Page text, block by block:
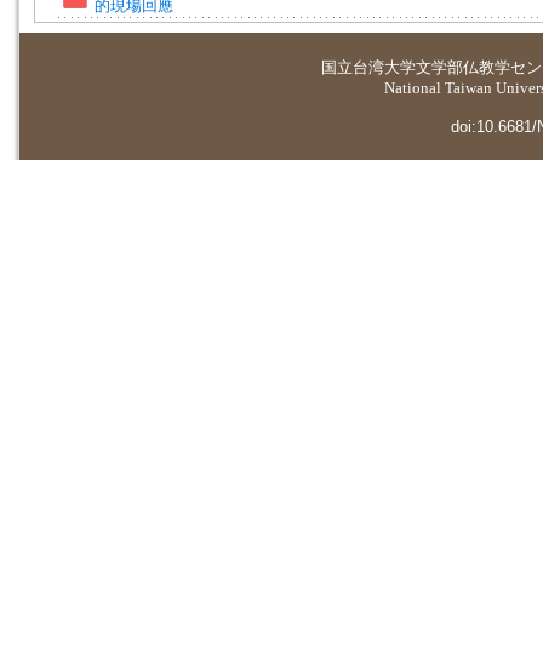
的現場回應
国立台湾大学文学部仏教学セ
National Taiwan
doi:10.6681/